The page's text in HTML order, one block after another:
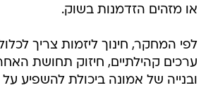
או מזהים הזדמנות בשוק.
לפי המחקר, חינוך ליזמות צריך
ערכים קהילתיים, חיזוק תחושת
ובנייה של אמונה ביכולת להשפיע